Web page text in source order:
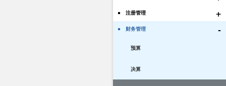
注册管理 +
财务管理 -
预算
决算